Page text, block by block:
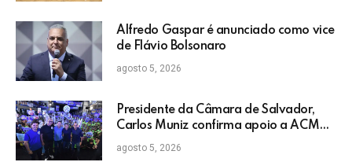
Alfredo Gaspar é anunciado como vice
de Flávio Bolsonaro
agosto 5, 2026
Presidente da Câmara de Salvador,
Carlos Muniz confirma apoio a ACM
Neto: “Irei lutar voto a voto na sua
campanha”
agosto 5, 2026